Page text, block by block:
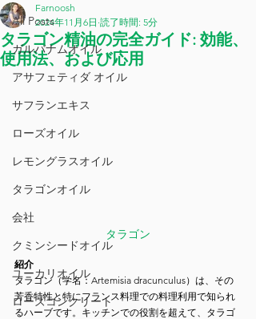
All Posts
ガルバナムオイル
アサフェティダ オイル
サフランエキス
ローズオイル
レモングラスオイル
タラゴンオイル
会社
クミンシードオイル
ユーカリオイル
ローズコンクリート
タラゴン精油の完全ガイド: 効能、
使用法、および応用
Farnoosh
2024年11月6日 読了時間: 5分
タラゴン
紹介
タラゴン（学名：Artemisia dracunculus）は、その
芳香特性と特にフランス料理での料理利用で知られ
るハーブです。キッチンでの役割を超えて、タラゴ